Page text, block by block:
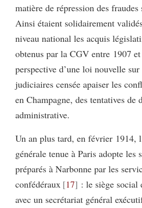
matière de répression des
Ainsi étaient solidairement
niveau national les acquis
obtenus par la CGV entre 1907
perspective d’une loi nouvelle
judiciaires censée apaiser les
en Champagne, des tentatives de
administrative.
Un an plus tard, en février 1914,
générale tenue à Paris adopte les
préparés à Narbonne par les
confédéraux 17 : le siège social
avec un secrétariat général